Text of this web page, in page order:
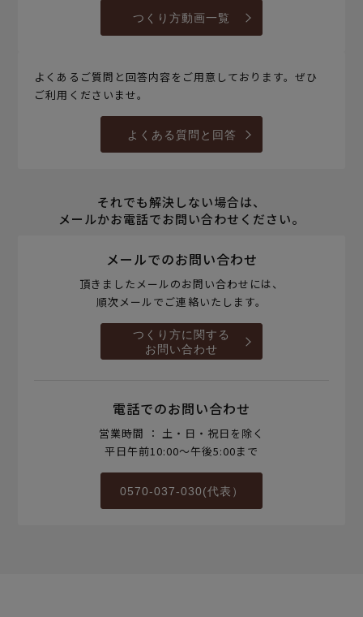
つくり方動画一覧
よくあるご質問と回答内容をご用意しております。ぜひ
ご利用くださいませ。
よくある質問と回答
それでも解決しない場合は、
メールかお電話でお問い合わせください。
メールでのお問い合わせ
頂きましたメールのお問い合わせには、
順次メールでご連絡いたします。
つくり方に関する
お問い合わせ
電話でのお問い合わせ
営業時間 ： 土・日・祝日を除く
平日午前10:00～午後5:00まで
0570-037-030(代表）